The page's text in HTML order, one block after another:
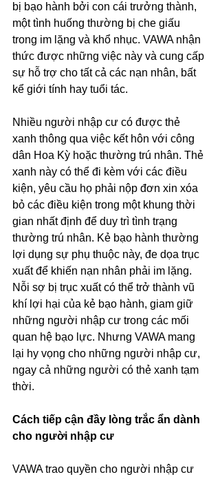
bị bạo hành bởi con cái trưởng thành,
một tình huống thường bị che giấu
trong im lặng và khổ nhục. VAWA nhận
thức được những việc này và cung cấp
sự hỗ trợ cho tất cả các nạn nhân, bất
kể giới tính hay tuổi tác.
Nhiều người nhập cư có được thẻ
xanh thông qua việc kết hôn với công
dân Hoa Kỳ hoặc thường trú nhân. Thẻ
xanh này có thể đi kèm với các điều
kiện, yêu cầu họ phải nộp đơn xin xóa
bỏ các điều kiện trong một khung thời
gian nhất định để duy trì tình trạng
thường trú nhân. Kẻ bạo hành thường
lợi dụng sự phụ thuộc này, đe dọa trục
xuất để khiến nạn nhân phải im lặng.
Nỗi sợ bị trục xuất có thể trở thành vũ
khí lợi hại của kẻ bạo hành, giam giữ
những người nhập cư trong các mối
quan hệ bạo lực. Nhưng VAWA mang
lại hy vọng cho những người nhập cư,
ngay cả những người có thẻ xanh tạm
thời.
Cách tiếp cận đầy lòng trắc ẩn dành
cho người nhập cư
VAWA trao quyền cho người nhập cư